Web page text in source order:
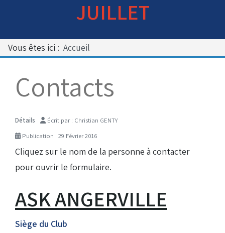
JUILLET
Vous êtes ici : Accueil
Contacts
Détails Écrit par : Christian GENTY
Publication : 29 Février 2016
Cliquez sur le nom de la personne à contacter
pour ouvrir le formulaire.
ASK ANGERVILLE
Siège du Club
Les 50 ans du club
Vue aérienne
Accès au circuit
Horaires d'ouverture
Equipements Vidéo